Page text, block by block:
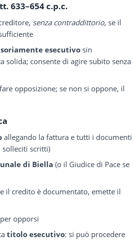
633–654 c.p.c.
senza contraddittorio, se il
esecutivo sin
solida; consente di agire subito senza
opposizione; se non si oppone, il
allegando la fattura e tutti i documenti
solleciti scritti)
di Biella (o il Giudice di Pace se
il credito è documentato, emette il
opporsi
titolo esecutivo: si può procedere